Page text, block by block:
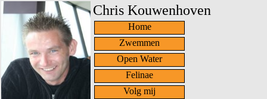
Chris Kouwenhoven
Home
Zwemmen
Open Water
Felinae
Volg mij